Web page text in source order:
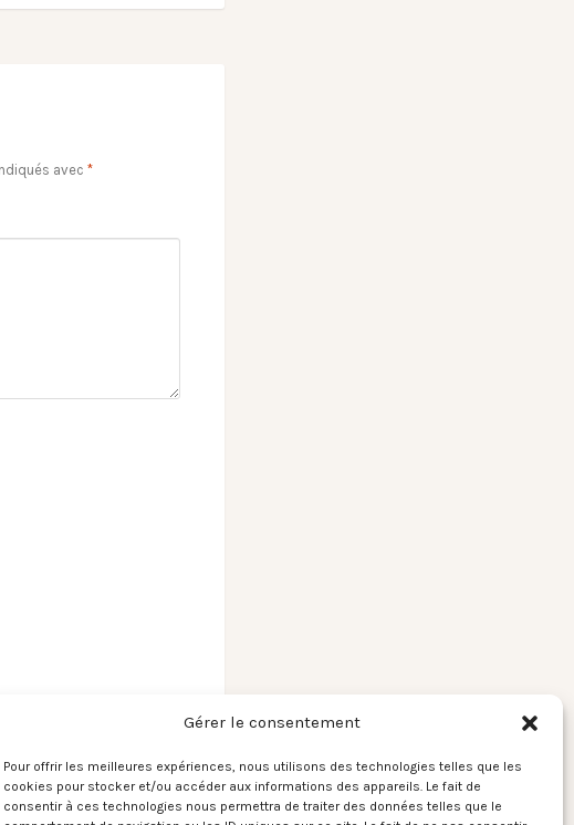
Gérer le consentement
Pour offrir les meilleures expériences, nous utilisons des technologies telles que les
cookies pour stocker et/ou accéder aux informations des appareils. Le fait de
consentir à ces technologies nous permettra de traiter des données telles que le
avec *
moment – Nedelko / Les